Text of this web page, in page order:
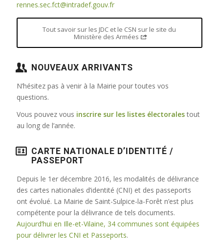
rennes.sec.fct@intradef.gouv.fr
Tout savoir sur les JDC et le CSN sur le site du
Ministère des Armées
NOUVEAUX ARRIVANTS
N’hésitez pas à venir à la Mairie pour toutes vos
questions.
Vous pouvez vous inscrire sur les listes électoralestout
au long de l’année.
CARTE NATIONALE D’IDENTITÉ /
PASSEPORT
Depuis le 1er décembre 2016, les modalités de délivrance
des cartes nationales d’identité (CNI) et des passeports
ont évolué. La Mairie de Saint-Sulpice-la-Forêt n’est plus
compétente pour la délivrance de tels documents.
Aujourd’hui en Ille-et-Vilaine, 34 communes sont équipées
pour délivrer les CNI et Passeports.